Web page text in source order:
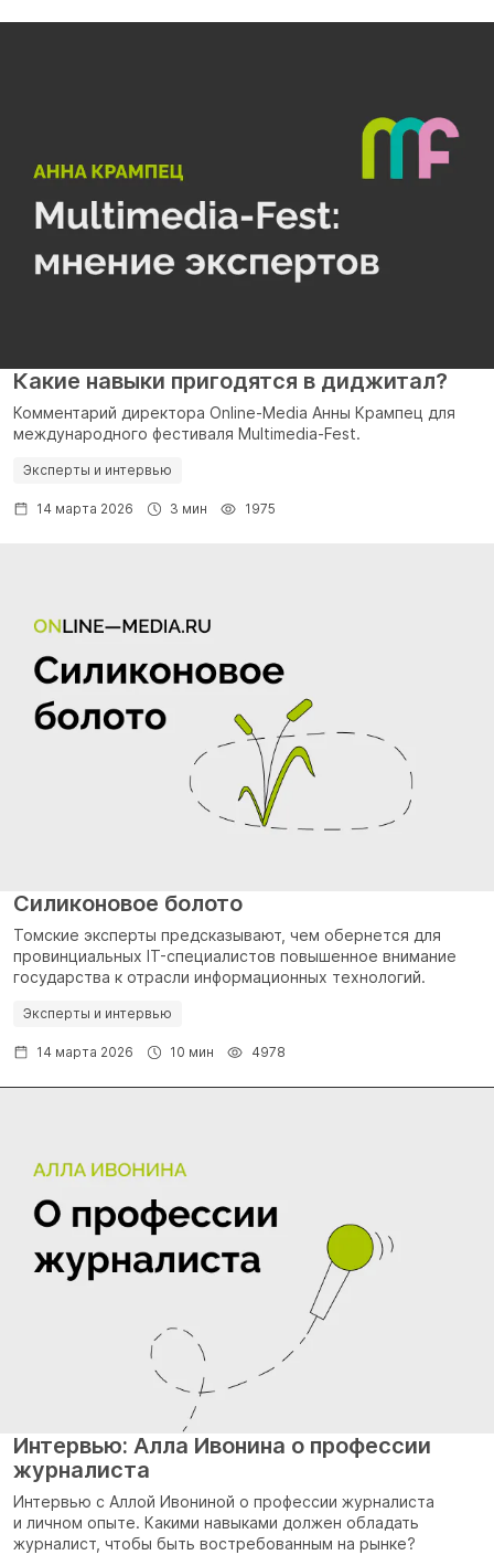
Какие навыки пригодятся в диджитал?
Комментарий директора Online-Media Анны Крампец для
международного фестиваля Multimedia-Fest.
Эксперты и интервью
14 марта 2026 3 мин 1975
Силиконовое болото
Томские эксперты предсказывают, чем обернется для
провинциальных IT-специалистов повышенное внимание
государства к отрасли информационных технологий.
Эксперты и интервью
14 марта 2026 10 мин 4978
Интервью: Алла Ивонина о профессии
журналиста
Интервью с Аллой Ивониной о профессии журналиста
и личном опыте. Какими навыками должен обладать
журналист, чтобы быть востребованным на рынке?